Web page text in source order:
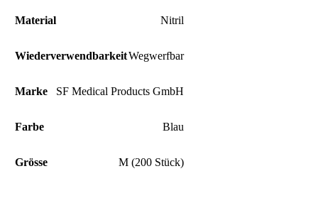
Material Nitril
WiederverwendbarkeitWegwerfbar
Marke SF Medical Products GmbH
Farbe Blau
Grösse M (200 Stück)